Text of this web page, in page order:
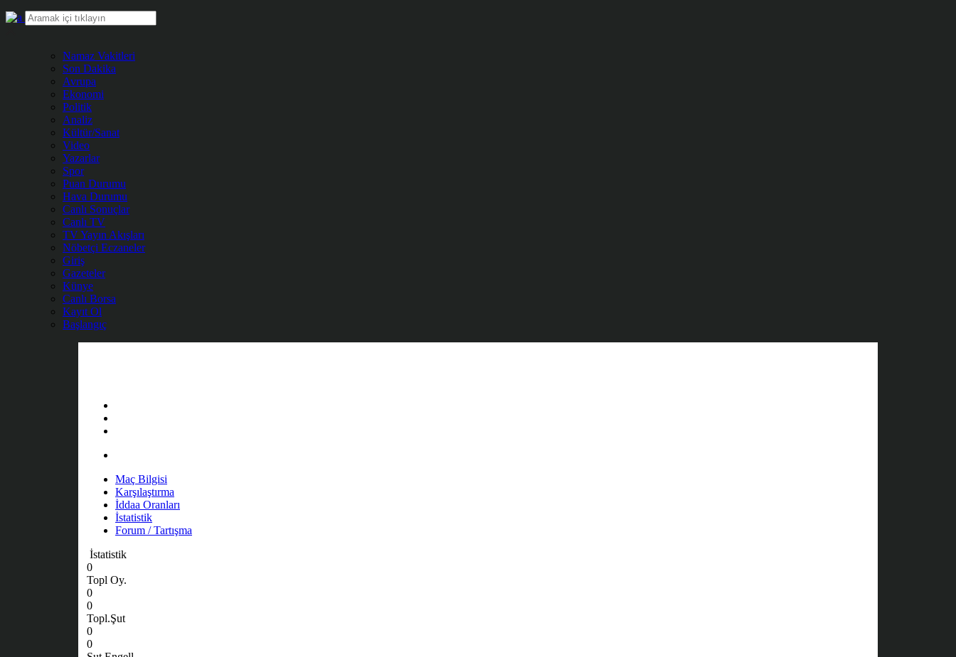
Namaz Vakitleri
Son Dakika
Avrupa
Ekonomi
Politik
Analiz
Kültür/Sanat
Video
Yazarlar
Spor
Puan Durumu
Hava Durumu
Canlı Sonuçlar
Canlı TV
TV Yayın Akışları
Nöbetçi Eczaneler
Giriş
Gazeteler
Künye
Canlı Borsa
Kayıt Ol
Başlangıç
Maç Bilgisi
Karşılaştırma
İddaa Oranları
İstatistik
Forum / Tartışma
İstatistik
0
Topl Oy.
0
0
Topl.Şut
0
0